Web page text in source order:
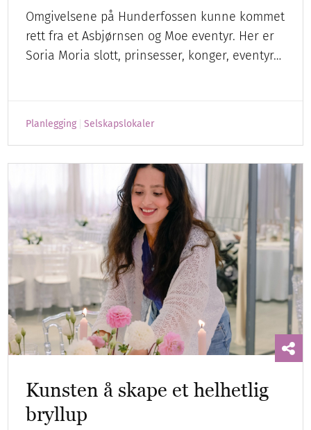
Omgivelsene på Hunderfossen kunne kommet
rett fra et Asbjørnsen og Moe eventyr. Her er
Soria Moria slott, prinsesser, konger, eventyr…
Planlegging Selskapslokaler
Kunsten å skape et helhetlig
bryllup